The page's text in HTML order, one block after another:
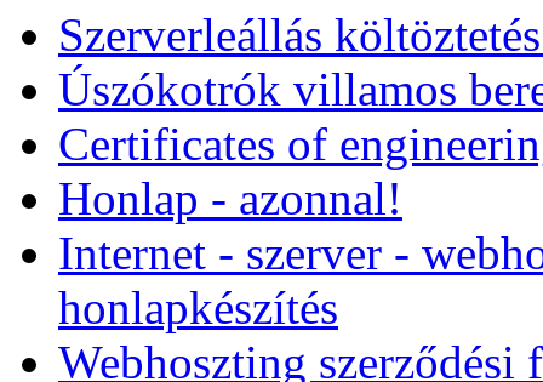
Szerverleállás
Úszókotrók villamos
Certificates of
Honlap - azonnal!
Internet - szerver -
honlapkészítés
Webhoszting szerződési